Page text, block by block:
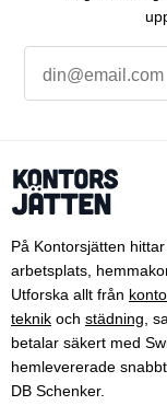
På Kontorsjätten
arbetsplats,
Utforska allt från
teknik och städning ,
betalar säkert med
hemlevererade
DB Schenker.